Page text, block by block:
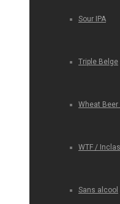
Sour IPA
Triple Belge
Wheat
WTF /
Sans alcool